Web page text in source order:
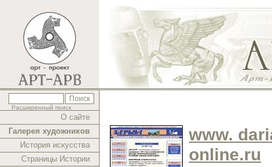
Расширенный поиск
О сайте
Галерея художников
История искусства
Страницы Истории
www.
online.ru